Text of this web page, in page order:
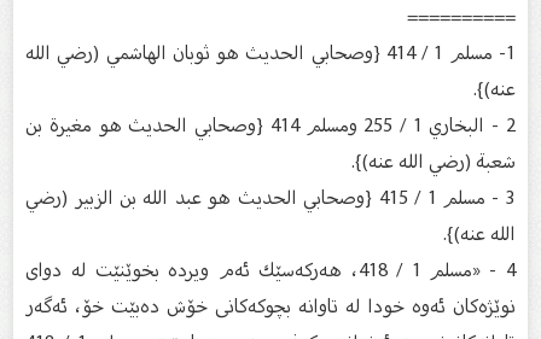
==========
1- مسلم 1 / 414 {وصحابي الحديث هو ثوبان الهاشمي (رضي الله
عنه)}.
2 - البخاري 1 / 255 ومسلم 414 {وصحابي الحديث هو مغيرة بن
شعبة (رضي الله عنه)}.
3 - مسلم 1 / 415 {وصحابي الحديث هو عبد الله بن الزبير (رضي
الله عنه)}.
4 - «مسلم 1 / 418، هه‌ركه‌سێك ئه‌م ویرده‌ بخوێنێت له‌ دوای
نوێژه‌كان ئه‌وه‌ خودا له‌ تاوانه‌ بچوكه‌كانی خۆش ده‌بێت خۆ، ئه‌گه‌ر